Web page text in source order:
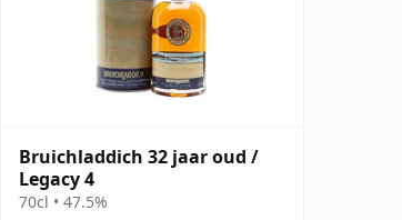
Bruichladdich 32 jaar oud /
Legacy 4
70cl • 47.5%